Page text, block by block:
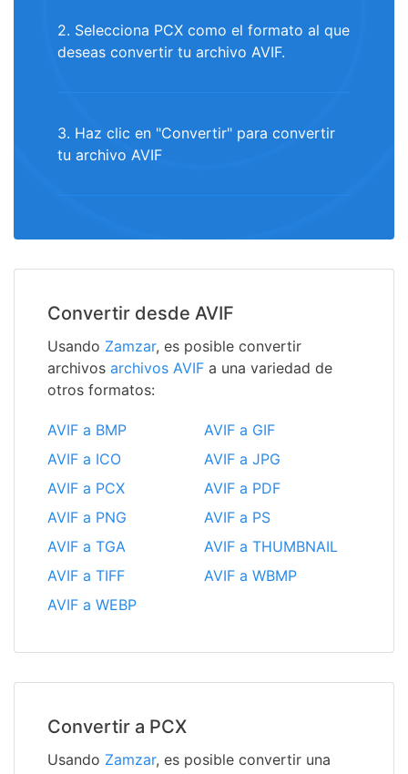
2. Selecciona PCX como el formato al que
deseas convertir tu archivo AVIF.
3. Haz clic en "Convertir" para convertir
tu archivo AVIF
Convertir desde AVIF
Usando Zamzar, es posible convertir
archivos archivos AVIF a una variedad de
otros formatos:
AVIF a BMP
AVIF a GIF
AVIF a ICO
AVIF a JPG
AVIF a PCX
AVIF a PDF
AVIF a PNG
AVIF a PS
AVIF a TGA
AVIF a THUMBNAIL
AVIF a TIFF
AVIF a WBMP
AVIF a WEBP
Convertir a PCX
Usando Zamzar, es posible convertir una